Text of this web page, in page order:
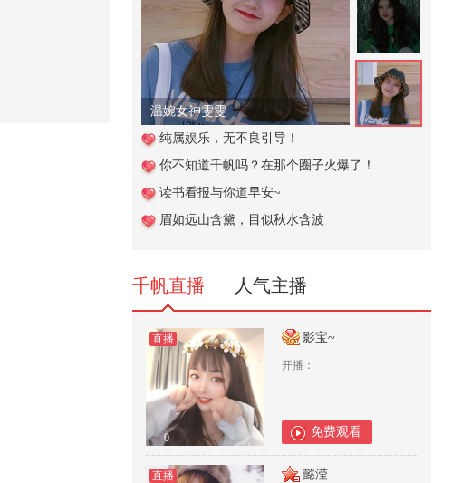
DUN...
1,205
杜特尔特阵营秘密求和被拒，小马
科斯铁了心要斩草除根
708
一次运动，就有抗癌效果，三个动
34,766
植物大战僵尸寻宝，伽刚特尔找到
亲兄弟，火爆辣椒拼命抵抗！
温婉女神雯雯
纯属娱乐，无不良引导！
你不知道千帆吗？在那个圈子火爆了！
读书看报与你道早安~
眉如远山含黛，目似秋水含波
千帆直播 人气主播
直播
0
影宝~
开播：
免费观看
直播 懿滢